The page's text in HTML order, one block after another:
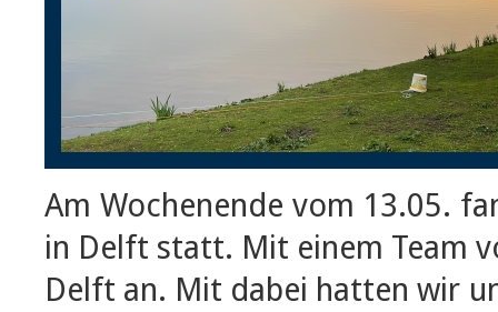
Am Wochenende vom 13.05.
in Delft statt. Mit einem Team
Delft an. Mit dabei hatten wir